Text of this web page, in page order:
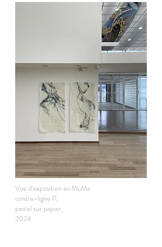
Vue d'exposition au MuMa
contre-ligne P,
pastel sur papier,
2024